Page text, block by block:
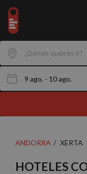
¿Dónde quieres ir?
ANDORRA XERTA
HOTELES